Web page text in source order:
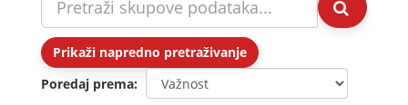
Prikaži napredno pretraživanje
Poredaj prema